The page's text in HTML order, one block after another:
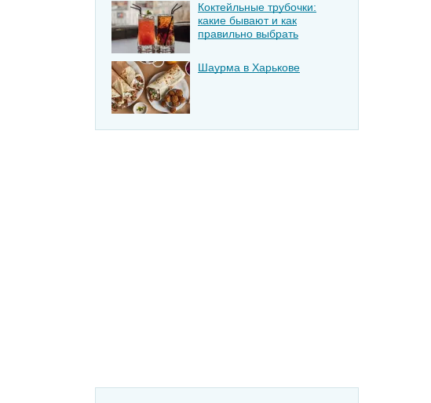
Коктейльные трубочки:
какие бывают и как
правильно выбрать
Шаурма в Харькове